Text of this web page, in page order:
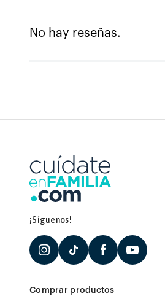
No hay reseñas.
¡Síguenos!
Comprar productos